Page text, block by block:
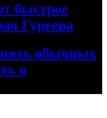
быстрое
Гуреева
обычных
о